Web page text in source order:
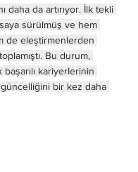
daha da artırıyor. İlk tekli
sürülmüş ve hem
de eleştirmenlerden
Bu durum,
başarılı kariyerlerinin
bir kez daha